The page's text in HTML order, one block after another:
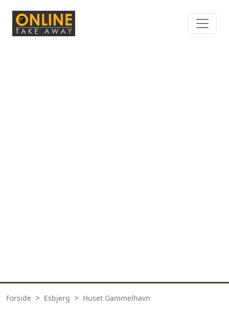
Forside Esbjerg Huset Gammelhavn